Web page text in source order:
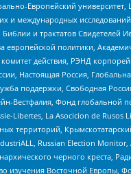
Европейский университет,
и международных
и трактатов Свидетелей
европейской политики,
действия, РЭНД
Настоящая Россия,
поддержки, Свободная
Вестфалия, Фонд глобальной
Libertes, La Asocicion de Rusos
территорий,
Russian Election
черного креста,
изучения Восточной Европы,